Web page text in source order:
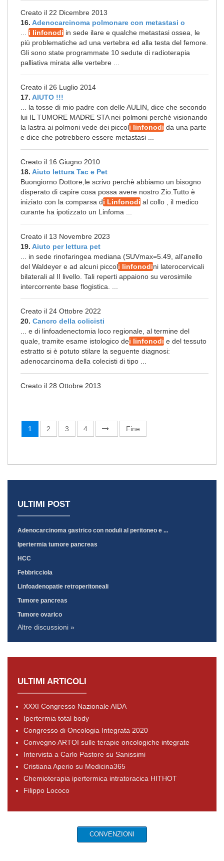
Creato il 22 Dicembre 2013
16. Adenocarcinoma polmonare con metastasi o
i linfonodi in sede ilare e qualche metastasi ossea, le
più problematiche ad una vertebra ed alla testa del femore.
Gli sono state programmate 10 sedute di radioterapia
palliativa mirata alle vertebre ...
Creato il 26 Luglio 2014
17. AIUTO !!!
... la tosse di mio padre con delle AULIN, dice che secondo
lui IL TUMORE MADRE STA nei polmoni perchè visionando
la lastra ai polmoni vede dei piccoli linfonodi da una parte
e dice che potrebbero essere metastasi ...
Creato il 16 Giugno 2010
18. Aiuto lettura Tac e Pet
Buongiorno Dottore,le scrivo perchè abbiamo un bisogno
disperato di capire cosa possa avere nostro Zio.Tutto è
iniziato con la comparsa di Linfonodi al collo , il medico
curante ha ipotizzato un Linfoma ...
Creato il 13 Novembre 2023
19. Aiuto per lettura pet
... in sede rinofaringea mediana (SUVmax=5.49, all'anello
del Waldeyer e ad alcuni piccoli linfonodini laterocervicali
bilaterali al II livello. Tali reperti appaiono su verosimile
intercorrente base flogistica. ...
Creato il 24 Ottobre 2022
20. Cancro della colicisti
... e di linfoadenectomia loco regionale, al termine del
quale, tramite esame istologico dei linfonodi e del tessuto
estratto si è potuto stilare la seguente diagnosi:
adenocarcinoma della colecisti di tipo ...
Creato il 28 Ottobre 2013
1 2 3 4 Fine
ULTIMI POST
Adenocarcinoma gastrico con noduli al peritoneo e ...
Ipertermia tumore pancreas
HCC
Febbricciola
Linfoadenopatie retroperitoneali
Tumore pancreas
Tumore ovarico
Altre discussioni »
ULTIMI ARTICOLI
XXXI Congresso Nazionale AIDA
Ipertermia total body
Congresso di Oncologia Integrata 2020
Convegno ARTOI sulle terapie oncologiche integrate
Intervista a Carlo Pastore su Sanissimi
Cristiana Aperio su Medicina365
Chemioterapia ipertermica intratoracica HITHOT
Filippo Lococo
CONVENZIONI